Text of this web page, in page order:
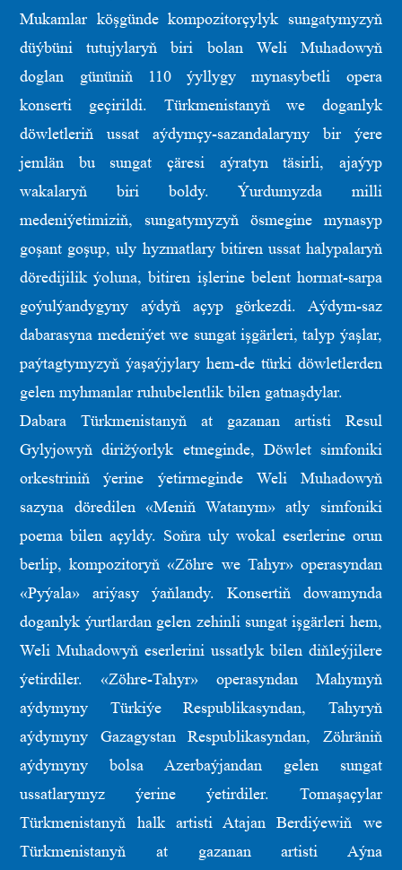
Mukamlar köşgünde kompozitorçylyk sungatymyzyň
düýbüni tutujylaryň biri bolan Weli Muhadowyň
doglan gününiň 110 ýyllygy mynasybetli opera
konserti geçirildi. Türkmenistanyň we doganlyk
döwletleriň ussat aýdymçy-sazandalaryny bir ýere
jemlän bu sungat çäresi aýratyn täsirli, ajaýyp
wakalaryň biri boldy. Ýurdumyzda milli
medeniýetimiziň, sungatymyzyň ösmegine mynasyp
goşant goşup, uly hyzmatlary bitiren ussat halypalaryň
döredijilik ýoluna, bitiren işlerine belent hormat-sarpa
goýulýandygyny aýdyň açyp görkezdi. Aýdym-saz
dabarasyna medeniýet we sungat işgärleri, talyp ýaşlar,
paýtagtymyzyň ýaşaýjylary hem-de türki döwletlerden
gelen myhmanlar ruhubelentlik bilen gatnaşdylar.
Dabara Türkmenistanyň at gazanan artisti Resul
Gylyjowyň dirižýorlyk etmeginde, Döwlet simfoniki
orkestriniň ýerine ýetirmeginde Weli Muhadowyň
sazyna döredilen «Meniň Watanym» atly simfoniki
poema bilen açyldy. Soňra uly wokal eserlerine orun
berlip, kompozitoryň «Zöhre we Tahyr» operasyndan
«Pyýala» ariýasy ýaňlandy. Konsertiň dowamynda
doganlyk ýurtlardan gelen zehinli sungat işgärleri hem,
Weli Muhadowyň eserlerini ussatlyk bilen diňleýjilere
ýetirdiler. «Zöhre-Tahyr» operasyndan Mahymyň
aýdymyny Türkiýe Respublikasyndan, Tahyryň
aýdymyny Gazagystan Respublikasyndan, Zöhräniň
aýdymyny bolsa Azerbaýjandan gelen sungat
ussatlarymyz ýerine ýetirdiler. Tomaşaçylar
Türkmenistanyň halk artisti Atajan Berdiýewiň we
Türkmenistanyň at gazanan artisti Aýna